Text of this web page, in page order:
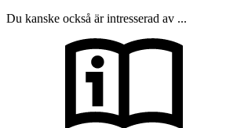
Du kanske också är intresserad av ...